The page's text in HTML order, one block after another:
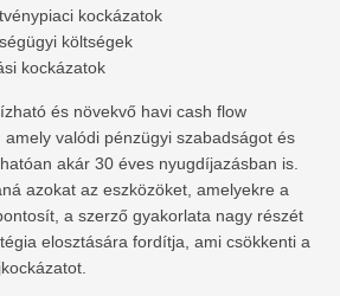
kockázatok
költségek
kockázatok
és növekvő havi cash flow
valódi pénzügyi szabadságot és
akár 30 éves nyugdíjazásban is.
azokat az eszközöket, amelyekre a
a szerző gyakorlata nagy részét
elosztására fordítja, ami csökkenti a